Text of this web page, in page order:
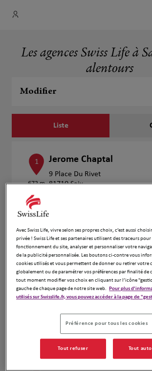
Les agences Swiss Life à
alentours
Modifier
Liste
1
672 m
Jerome Chaptal
9 Place Du Rivet
81710 Saix
Voir plus
2
19.1 km
TAYAC GUILLAUME
22 RUE MEJANEL
81200 MAZAMET
Ouvert 09:00 - 12:00 et
Numéro
Voir plus
Avec Swiss Life, vivre selon ses propres choix, c’est aussi
privée ! Swiss Life et ses partenaires utilisent des traceurs pour
fonctionnement du site, analyser et personnaliser votre
de la publicité personnalisée. Les boutons ci-contre vous
cookies utilisés et vous permettent de donner ou retirer votre
globalement ou de paramétrer vos préférences par finalité de
tout moment modifier vos choix en cliquant sur l’icône
gauche de chaque page de notre site web. Pour plus
utilisés sur Swisslife.fr, vous pouvez accéder à la page de
Préférence pour tous les cookies
Tout refuser Tout